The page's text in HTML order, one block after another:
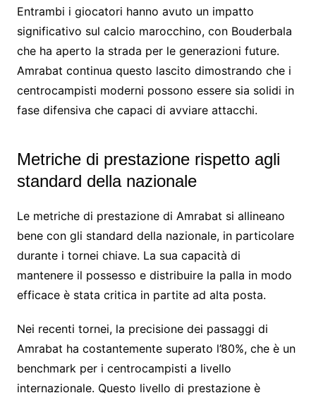
Entrambi i giocatori hanno avuto un impatto
significativo sul calcio marocchino, con Bouderbala
che ha aperto la strada per le generazioni future.
Amrabat continua questo lascito dimostrando che i
centrocampisti moderni possono essere sia solidi in
fase difensiva che capaci di avviare attacchi.
Metriche di prestazione rispetto agli
standard della nazionale
Le metriche di prestazione di Amrabat si allineano
bene con gli standard della nazionale, in particolare
durante i tornei chiave. La sua capacità di
mantenere il possesso e distribuire la palla in modo
efficace è stata critica in partite ad alta posta.
Nei recenti tornei, la precisione dei passaggi di
Amrabat ha costantemente superato l’80%, che è un
benchmark per i centrocampisti a livello
internazionale. Questo livello di prestazione è